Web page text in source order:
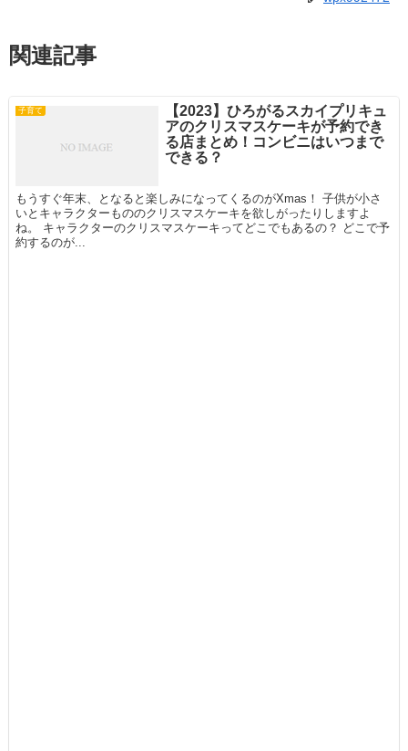
関連記事
子育て
【2023】ひろがるスカイプリキュ
アのクリスマスケーキが予約でき
る店まとめ！コンビニはいつまで
できる？
もうすぐ年末、となると楽しみになってくるのがXmas！ 子供が小さ
いとキャラクターもののクリスマスケーキを欲しがったりしますよ
ね。 キャラクターのクリスマスケーキってどこでもあるの？ どこで予
約するのが...